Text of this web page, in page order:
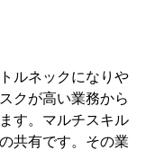
ルネックになりや
クが高い業務から
す。マルチスキル
共有です。その業